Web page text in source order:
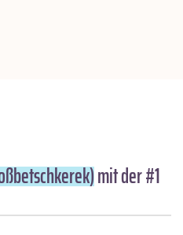
mit der #1